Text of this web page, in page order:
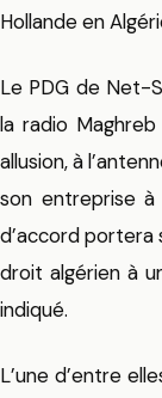
Hollande en
Le PDG de Net-
la radio
allusion, à
son entreprise
d’accord
droit algérien à
indiqué.
L’une d’entre